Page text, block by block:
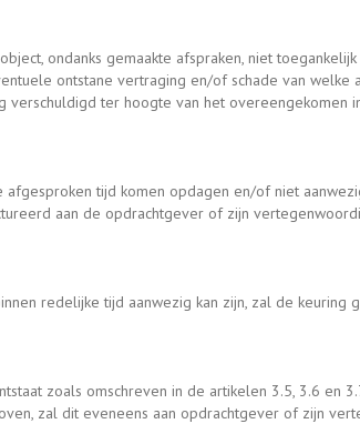
ondanks gemaakte afspraken, niet
ontstane vertraging en/of schade van
verschuldigd ter hoogte van het overeengekomen
afgesproken tijd komen opdagen en/of niet
aan de opdrachtgever of zijn
redelijke tijd aanwezig kan zijn, zal de
zoals omschreven in de artikelen 3.5, 3.6
zal dit eveneens aan opdrachtgever of zijn